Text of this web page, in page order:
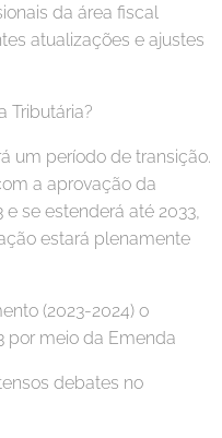
da área fiscal
atualizações e ajustes
Tributária?
um período de transição.
a aprovação da
se estenderá até 2033,
estará plenamente
(2023-2024) o
por meio da Emenda
debates no